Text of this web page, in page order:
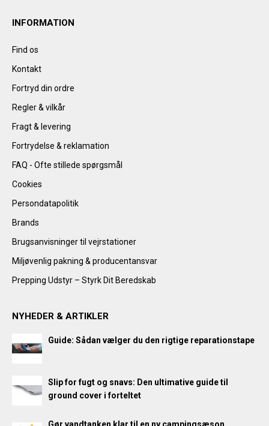
INFORMATION
Find os
Kontakt
Fortryd din ordre
Regler & vilkår
Fragt & levering
Fortrydelse & reklamation
FAQ - Ofte stillede spørgsmål
Cookies
Persondatapolitik
Brands
Brugsanvisninger til vejrstationer
Miljøvenlig pakning & producentansvar
Prepping Udstyr – Styrk Dit Beredskab
NYHEDER & ARTIKLER
Guide: Sådan vælger du den rigtige reparationstape
Slip for fugt og snavs: Den ultimative guide til
ground cover i forteltet